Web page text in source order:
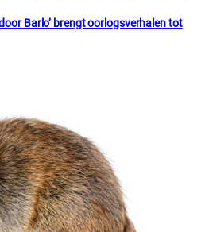
Barlo’ brengt oorlogsverhalen tot